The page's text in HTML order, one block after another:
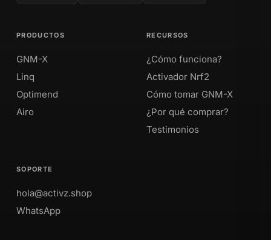
PRODUCTOS
GNM-X
Linq
Optimend
Airo
RECURSOS
¿Cómo funciona?
Activador Nrf2
Cómo tomar GNM-X
¿Por qué comprar?
Testimonios
SOPORTE
hola@activz.shop
WhatsApp